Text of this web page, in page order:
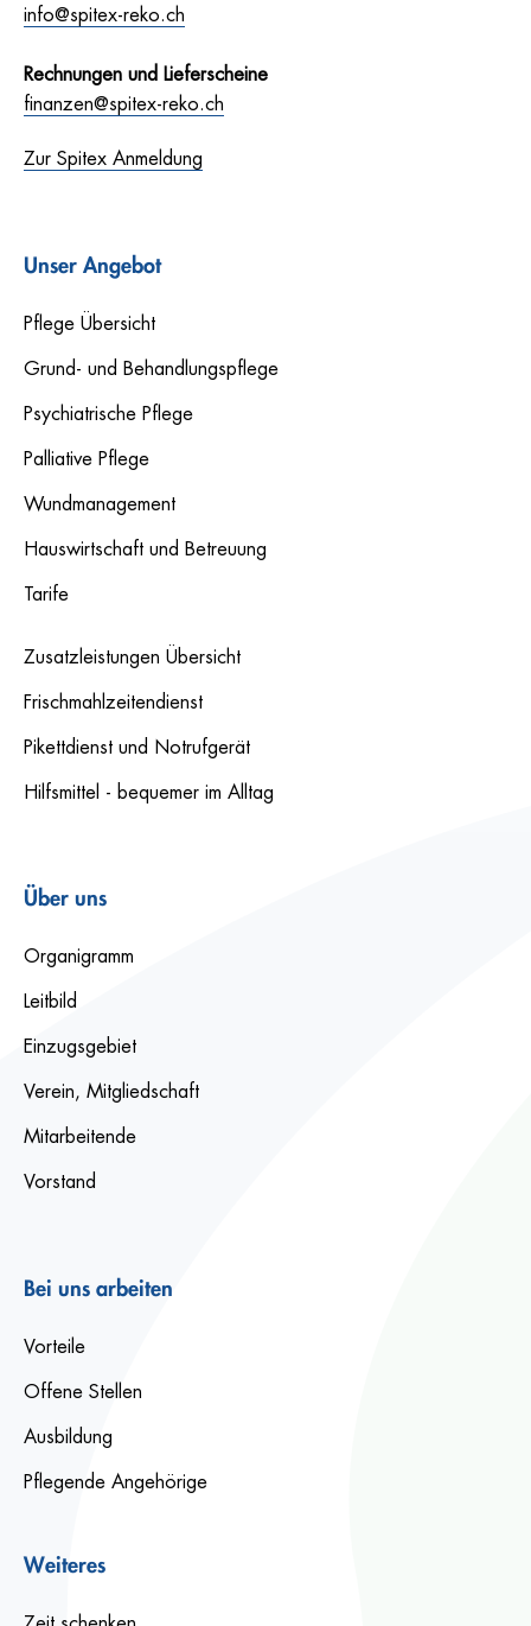
info@spitex-reko.ch
Rechnungen und Lieferscheine
finanzen@spitex-reko.ch
Zur Spitex Anmeldung
Unser Angebot
Pflege Übersicht
Grund- und Behandlungspflege
Psychiatrische Pflege
Palliative Pflege
Wundmanagement
Hauswirtschaft und Betreuung
Tarife
Zusatzleistungen Übersicht
Frischmahlzeitendienst
Pikettdienst und Notrufgerät
Hilfsmittel - bequemer im Alltag
Über uns
Organigramm
Leitbild
Einzugsgebiet
Verein, Mitgliedschaft
Mitarbeitende
Vorstand
Bei uns arbeiten
Vorteile
Offene Stellen
Ausbildung
Pflegende Angehörige
Weiteres